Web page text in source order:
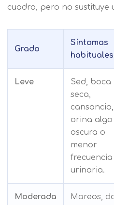
cuadro, pero no sustituye
Grado
Síntomas
habituales
Leve
Sed, boca
seca,
cansancio,
orina algo
oscura o
menor
frecuencia
urinaria.
Moderada Mareos,